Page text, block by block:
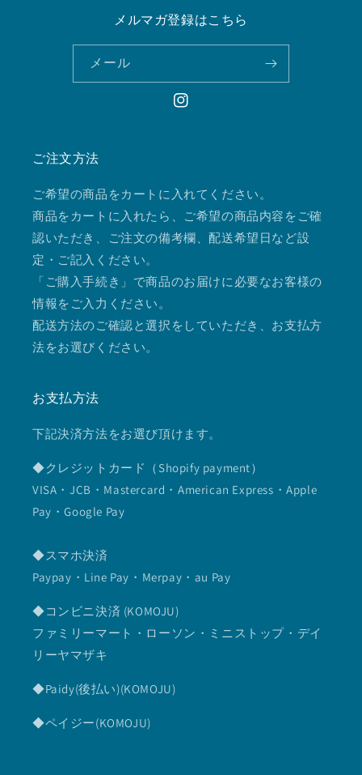
メルマガ登録はこちら
メール
Instagram
ご注文方法
ご希望の商品をカートに入れてください。
商品をカートに入れたら、ご希望の商品内容をご確
認いただき、ご注文の備考欄、配送希望日など設
定・ご記入ください。
「ご購入手続き」で商品のお届けに必要なお客様の
情報をご入力ください。
配送方法のご確認と選択をしていただき、お支払方
法をお選びください。
お支払方法
下記決済方法をお選び頂けます。
◆クレジットカード（Shopify payment）
VISA・JCB・Mastercard・American Express・Apple
Pay・Google Pay
◆スマホ決済
Paypay・Line Pay・Merpay・au Pay
◆コンビニ決済 (KOMOJU)
ファミリーマート・ローソン・ミニストップ・デイ
リーヤマザキ
◆Paidy(後払い)(KOMOJU)
◆ペイジー(KOMOJU)